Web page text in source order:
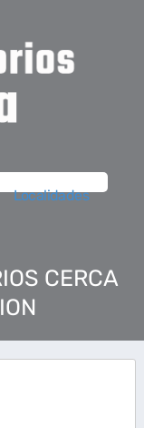
Localidades
CERCA